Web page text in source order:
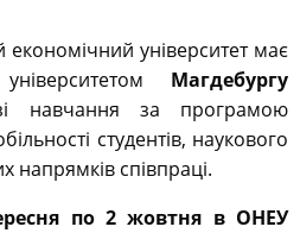
університет має
Магдебургу
навчання за програмою
студентів, наукового
напрямків співпраці.
по 2 жовтня в ОНЕУ